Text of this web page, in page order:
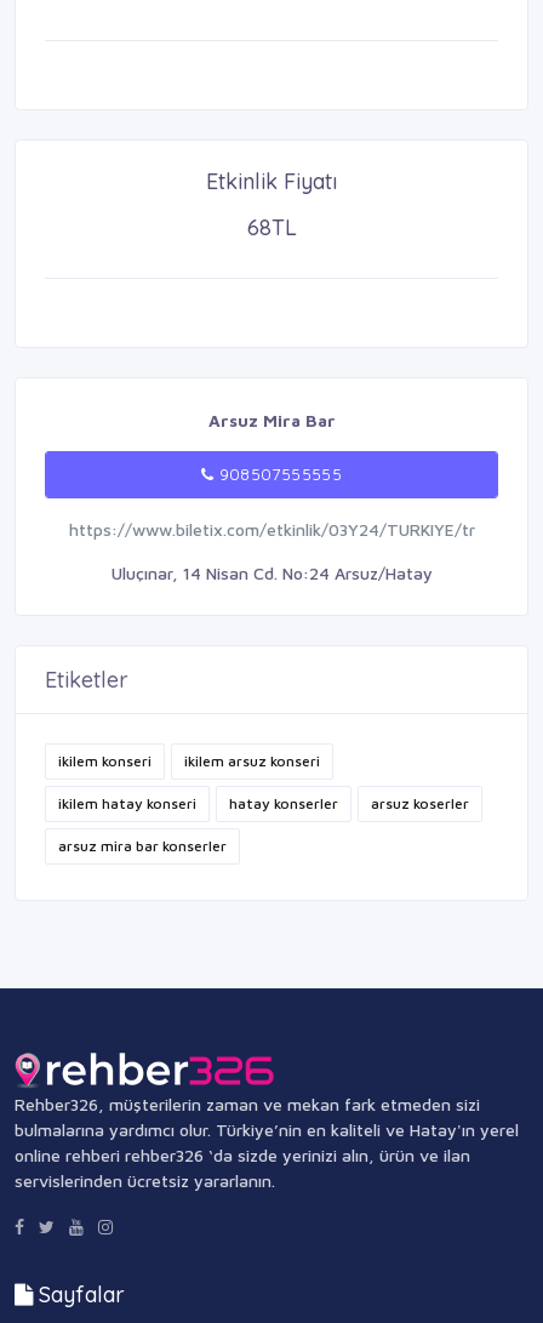
Etkinlik Fiyatı
68TL
Arsuz Mira Bar
908507555555
https://www.biletix.com/etkinlik/03Y24/TURKIYE/tr
Uluçınar, 14 Nisan Cd. No:24 Arsuz/Hatay
Etiketler
ikilem konseri ikilem arsuz konseri
ikilem hatay konseri hatay konserler arsuz koserler
arsuz mira bar konserler
Rehber326, müşterilerin zaman ve mekan fark etmeden sizi
bulmalarına yardımcı olur. Türkiye’nin en kaliteli ve Hatay'ın yerel
online rehberi rehber326 ‘da sizde yerinizi alın, ürün ve ilan
servislerinden ücretsiz yararlanın.
Sayfalar